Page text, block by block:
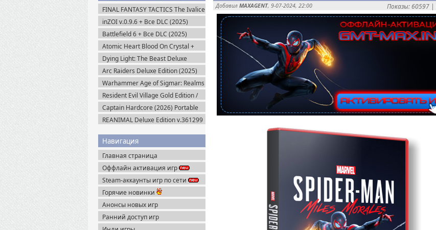
FINAL FANTASY TACTICS The Ivalice
Chronicles (2025) Steam-Rip
inZOI v.0.9.6 + Все DLC (2025)
Пиратка
Battlefield 6 + Все DLC (2025)
Portable
Atomic Heart Blood On Crystal +
Все DLC (2026) Пиратка
Dying Light: The Beast Deluxe
Edition v.1.6.4 + Все DLC (2025)
Пиратка
Arc Raiders Deluxe Edition (2025)
Steam-Rip
Warhammer Age of Sigmar: Realms
of Ruin Ultimate Edition (2023)
Steam-Rip
Resident Evil Village Gold Edition /
Resident Evil 8 (2021) Portable
Captain Hardcore (2026) Portable
REANIMAL Deluxe Edition v.361299
Навигация
Главная страница
Оффлайн активация игр
Steam-аккаунты игр по сети
Горячие новинки
Анонсы новых игр
Ранний доступ игр
Показы: 60597 |
Добавил MAXAGENT, 9-07-2024, 22:00